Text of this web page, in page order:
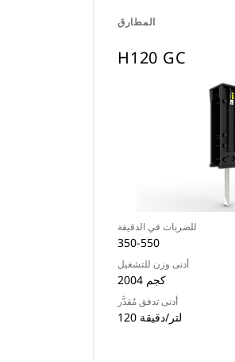
المطارق
H120 GC
للضربات في الدقيقة
350-550
أدنى وزن للتشغيل
2004 كجم
أدنى تدفق مُقدَّر
120 لتر/دقيقة